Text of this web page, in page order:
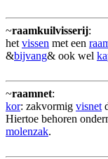
~raamkuilvisserij:
het vissen met een
&bijvang& ook wel
~raamnet:
kor: zakvormig visnet
Hiertoe behoren
molenzak.